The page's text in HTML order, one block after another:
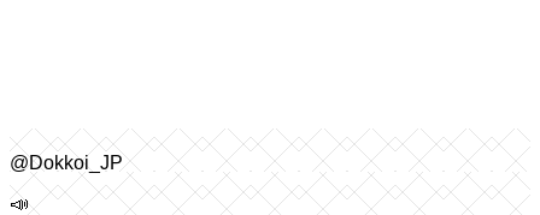
@Dokkoi_JP
📣